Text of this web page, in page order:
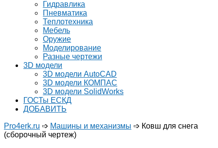
Гидравлика
Пневматика
Теплотехника
Мебель
Оружие
Моделирование
Разные чертежи
3D модели
3D модели AutoCAD
3D модели КОМПАС
3D модели SolidWorks
ГОСТы ЕСКД
ДОБАВИТЬ
Pro4erk.ru ➩ Машины и механизмы ➩ Ковш для снега
(сборочный чертеж)